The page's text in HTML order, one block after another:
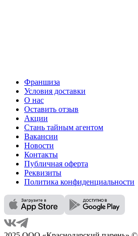
Франшиза
Условия доставки
О нас
Оставить отзыв
Акции
Стань тайным агентом
Вакансии
Новости
Контакты
Публичная оферта
Реквизиты
Политика конфиденциальности